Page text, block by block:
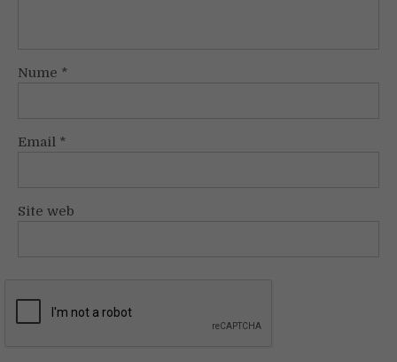
Nume *
Email *
Site web